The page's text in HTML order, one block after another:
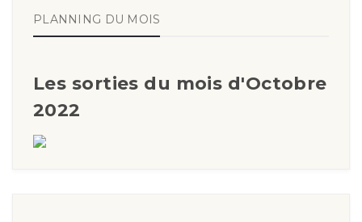
PLANNING DU MOIS
Les sorties du mois d'Octobre
2022